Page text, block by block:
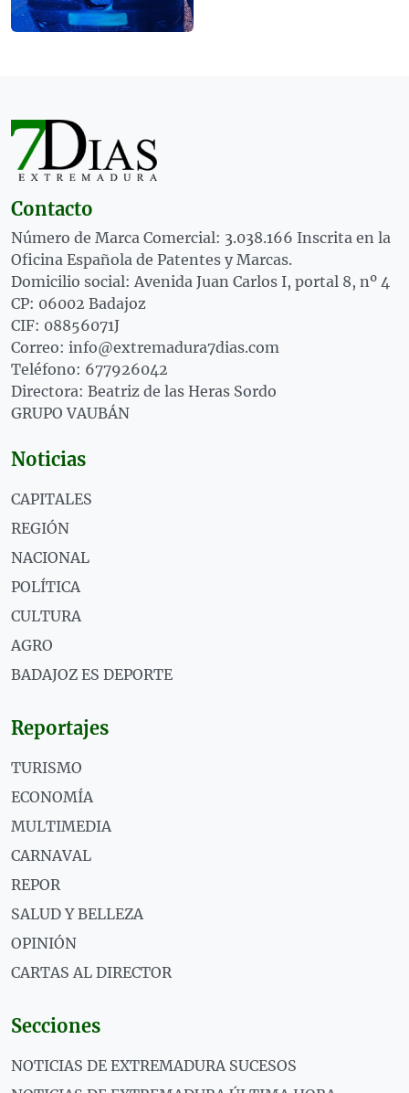
Contacto
Número de Marca Comercial: 3.038.166 Inscrita en la
Oficina Española de Patentes y Marcas.
Domicilio social: Avenida Juan Carlos I, portal 8, nº 4
CP: 06002 Badajoz
CIF: 08856071J
Correo: info@extremadura7dias.com
Teléfono: 677926042
Directora: Beatriz de las Heras Sordo
GRUPO VAUBÁN
Noticias
CAPITALES
REGIÓN
NACIONAL
POLÍTICA
CULTURA
AGRO
BADAJOZ ES DEPORTE
Reportajes
TURISMO
ECONOMÍA
MULTIMEDIA
CARNAVAL
REPOR
SALUD Y BELLEZA
OPINIÓN
CARTAS AL DIRECTOR
Secciones
NOTICIAS DE EXTREMADURA SUCESOS